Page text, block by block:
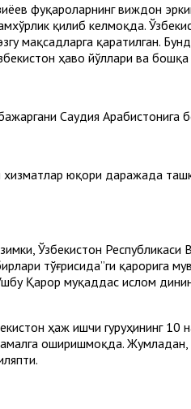
фуқароларнинг виждон
қилиб келмоқда.
мақсадларга қаратилган.
ҳаво йўллари ва
Саудия
юқори даражада
Ўзбекистон Республикаси
тўғрисида”ги қарорига
Қарор муқаддас ислом
ҳаж ишчи гуруҳининг
амалга оширишмоқда.